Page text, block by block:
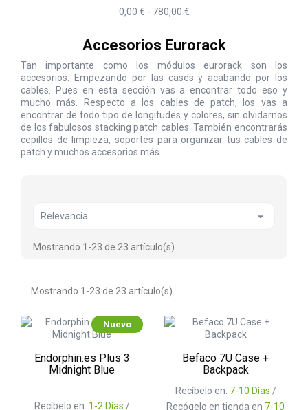
0,00 € - 780,00 €
Accesorios Eurorack
Tan importante como los módulos eurorack son los
accesorios. Empezando por las cases y acabando por los
cables. Pues en esta sección vas a encontrar todo eso y
mucho más. Respecto a los cables de patch, los vas a
encontrar de todo tipo de longitudes y colores, sin olvidarnos
de los fabulosos stacking patch cables. También encontrarás
cepillos de limpieza, soportes para organizar tus cables de
patch y muchos accesorios más.
Relevancia 
Mostrando 1-23 de 23 artículo(s)
Mostrando 1-23 de 23 artículo(s)
Nuevo
Endorphin.es Plus 3
Midnight Blue
Recíbelo en: 1-2 Días /
Befaco 7U Case +
Backpack
Recíbelo en: 7-10 Días /
Recógelo en tienda en 7-10